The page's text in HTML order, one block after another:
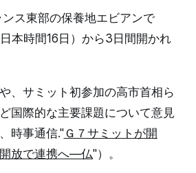
ス東部の保養地エビアンで
本時間16日）から3日間開かれ
、サミット初参加の高市首相ら
国際的な主要課題について意見
時事通信."Ｇ７サミットが開
放で連携へ―仏"）。